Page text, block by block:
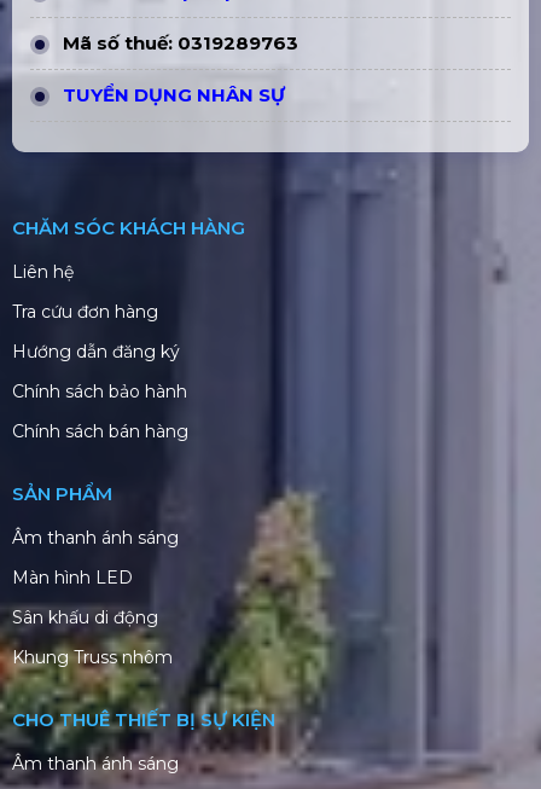
Mã số thuế: 0319289763
TUYỂN DỤNG NHÂN SỰ
CHĂM SÓC KHÁCH HÀNG
Liên hệ
Tra cứu đơn hàng
Hướng dẫn đăng ký
Chính sách bảo hành
Chính sách bán hàng
SẢN PHẨM
Âm thanh ánh sáng
Màn hình LED
Sân khấu di động
Khung Truss nhôm
CHO THUÊ THIẾT BỊ SỰ KIỆN
Âm thanh ánh sáng